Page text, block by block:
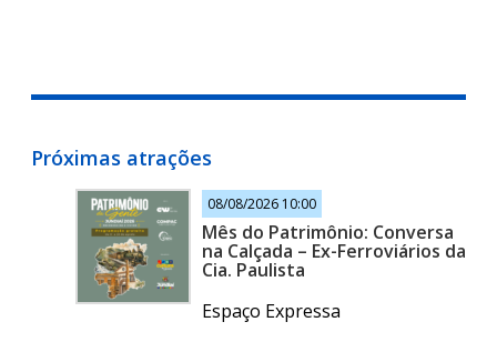
Próximas atrações
08/08/2026 10:00
Mês do Patrimônio: Conversa
na Calçada – Ex-Ferroviários da
Cia. Paulista
Espaço Expressa